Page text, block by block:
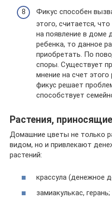
Фикус способен
этого, считается,
на появление в доме
ребенка, то данное
приобретать. По
споры. Существует
мнение на счет этого
фикус решает
способствует
Растения,
Домашние цветы не только
видом, но и привлекают
растений:
крассула (денежное
замиакулькас, герань;